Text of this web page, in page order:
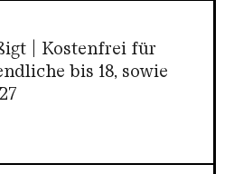
| Kostenfrei für
bis 18, sowie